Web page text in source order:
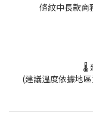
條紋中長款
🌡️
(建議溫度依據地